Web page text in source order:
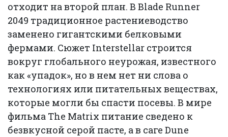
отходит на второй план. В Blade Runner
2049 традиционное растениеводство
заменено гигантскими белковыми
фермами. Сюжет Interstellar строится
вокруг глобального неурожая, известного
как «упадок», но в нем нет ни слова о
технологиях или питательных веществах,
которые могли бы спасти посевы. В мире
фильма The Matrix питание сведено к
безвкусной серой пасте, а в саге Dune